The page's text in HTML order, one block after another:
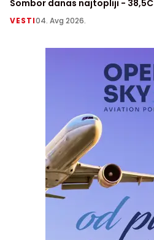
Sombor danas najtopliji - 38,5C
VESTI04. Avg 2026.